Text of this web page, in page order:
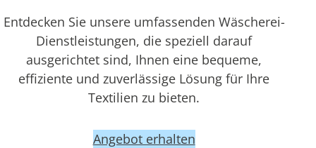
Entdecken Sie unsere umfassenden Wäscherei-
Dienstleistungen, die speziell darauf
ausgerichtet sind, Ihnen eine bequeme,
effiziente und zuverlässige Lösung für Ihre
Textilien zu bieten.
Angebot erhalten